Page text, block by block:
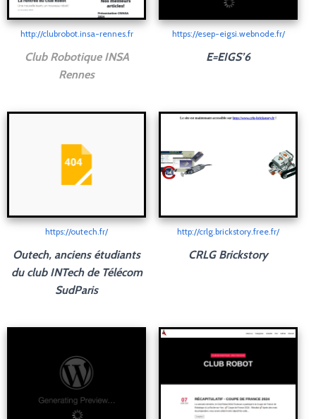
http://clubrobot.insa-rennes.fr
Club Robotique INSA
Rennes
https://esep-eigsi.webnode.fr/
E=EIGS’6
https://outech.fr/
Outech, anciens étudiants
du club INTech de Télécom
SudParis
http://crlg.brickstory.free.fr/
CRLG Brickstory